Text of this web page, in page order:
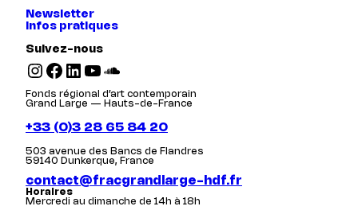
Newsletter
Infos pratiques
Suivez-nous
Instagram Facebook LinkedIn YouTube SoundCloud
Fonds régional d’art contemporain
Grand Large — Hauts-de-France
+33 (0)3 28 65 84 20
503 avenue des Bancs de Flandres
59140 Dunkerque, France
contact@fracgrandlarge-hdf.fr
Horaires
Mercredi au dimanche de 14h à 18h